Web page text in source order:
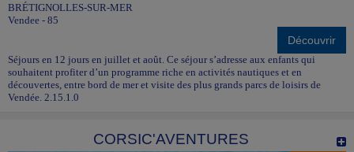
BRÉTIGNOLLES-SUR-MER
Vendee - 85
Découvrir
Séjours en 12 jours en juillet et août. Ce séjour s’adresse aux enfants qui
souhaitent profiter d’un programme riche en activités nautiques et en
découvertes, entre bord de mer et visite des plus grands parcs de loisirs de
Vendée. 2.15.1.0
CORSIC'AVENTURES